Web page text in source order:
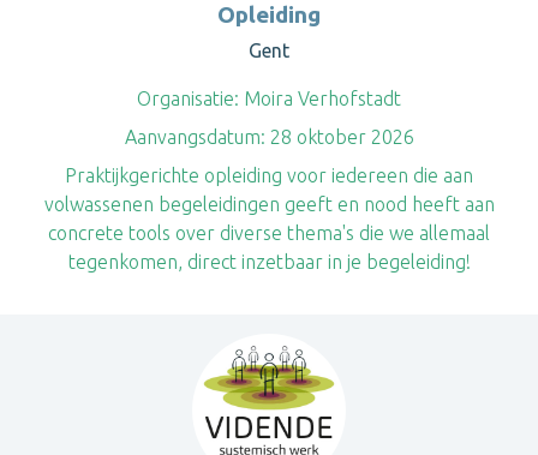
Opleiding
Gent
Organisatie: Moira Verhofstadt
Aanvangsdatum: 28 oktober 2026
Praktijkgerichte opleiding voor iedereen die aan
volwassenen begeleidingen geeft en nood heeft aan
concrete tools over diverse thema's die we allemaal
tegenkomen, direct inzetbaar in je begeleiding!